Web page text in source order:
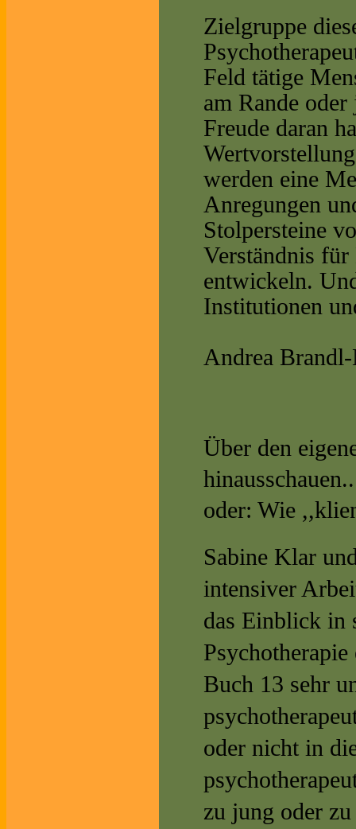
Zielgruppe
Feld tätige
am Rande
Freude daran
werden eine
Anregungen
Stolpersteine
Verständnis für
entwickeln.
Institutionen
Andrea
Über den
oder: Wie
Sabine Klar
intensiver
das Einblick in
Buch 13 sehr
oder nicht in
zu jung oder